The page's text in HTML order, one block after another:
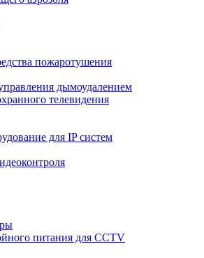
пожаротушения
дымоудалением
телевидения
для IP систем
питания для CCTV